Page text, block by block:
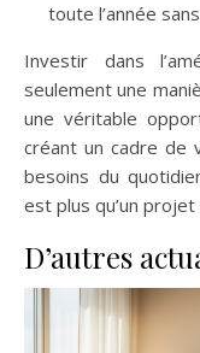
toute l’année
Investir dans
seulement une
une véritable
créant un cadre de
besoins du
est plus qu’un
D’autres